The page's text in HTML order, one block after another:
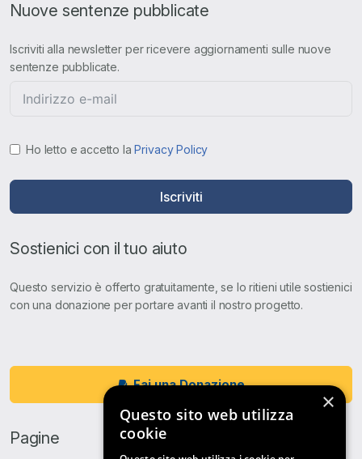
Nuove sentenze pubblicate
Iscriviti alla newsletter per ricevere aggiornamenti sulle nuove
sentenze pubblicate.
Ho letto e accetto laPrivacy Policy
Iscriviti
Sostienici con il tuo aiuto
Questo servizio è offerto gratuitamente, se lo ritieni utile sostienici
con una donazione per portare avanti il nostro progetto.
Fai una Donazione
Pagine
×
Questo sito web utilizza
cookie